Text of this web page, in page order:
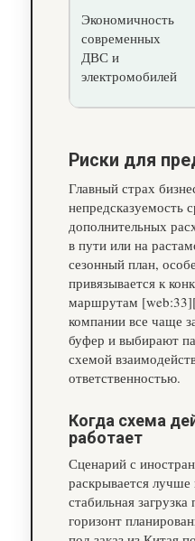
Экономичность
современных
ДВС и
электромобилей
Риски для
Главный страх
непредсказуемость
дополнительных
в пути или на
сезонный план,
привязывается к
маршрутам
компании все чаще
буфер и выбирают
схемой
ответственностью.
Когда схема
работает
Сценарий с
раскрывается лучше
стабильная
горизонт